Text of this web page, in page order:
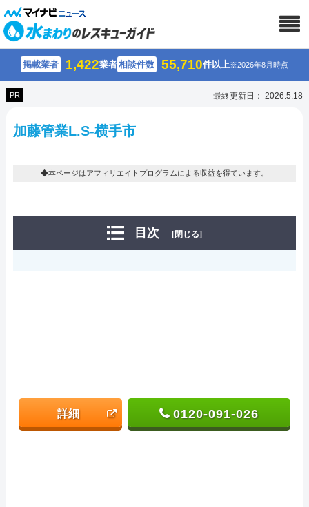
掲載業者 1,422業者相談件数 55,710件以上※2026年8月時点
PR 最終更新日： 2026.5.18
加藤管業L.S-横手市
◆本ページはアフィリエイトプログラムによる収益を得ています。
目次 [閉じる]
詳細 0120-091-026